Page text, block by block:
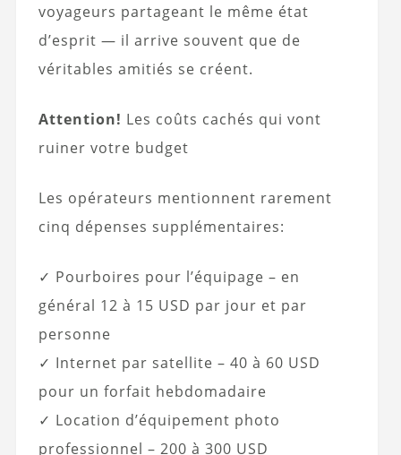
voyageurs partageant le même état
d’esprit — il arrive souvent que de
véritables amitiés se créent.
Attention! Les coûts cachés qui vont
ruiner votre budget
Les opérateurs mentionnent rarement
cinq dépenses supplémentaires:
✓ Pourboires pour l’équipage – en
général 12 à 15 USD par jour et par
personne
✓ Internet par satellite – 40 à 60 USD
pour un forfait hebdomadaire
✓ Location d’équipement photo
professionnel – 200 à 300 USD